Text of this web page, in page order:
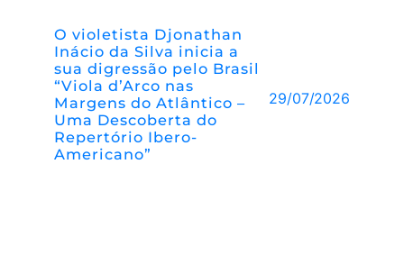
O violetista Djonathan
Inácio da Silva inicia a
sua digressão pelo Brasil
“Viola d’Arco nas
Margens do Atlântico –
Uma Descoberta do
Repertório Ibero-
Americano”
29/07/2026